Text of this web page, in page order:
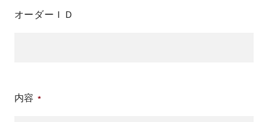
オーダーＩＤ
内容